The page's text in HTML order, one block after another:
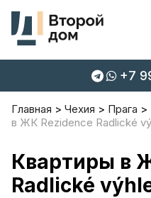
+7
Главная Чехия Прага
в ЖК Rezidence Radlické
Квартиры в
Radlické